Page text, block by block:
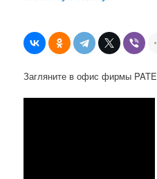
Загляните в офис фирмы